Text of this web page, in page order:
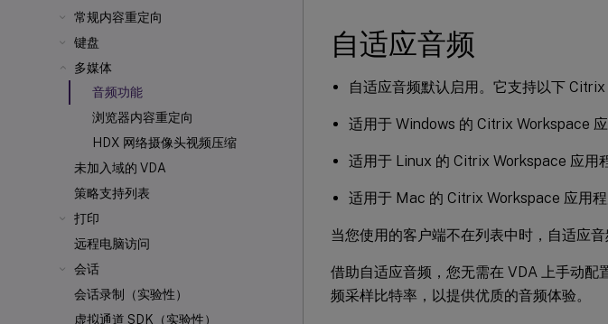
常规内容重定向
键盘
多媒体
音频功能
浏览器内容重定向
HDX 网络摄像头视频压缩
未加入域的 VDA
策略支持列表
打印
远程电脑访问
会话
会话录制（实验性）
虚拟通道 SDK（实验性）
自适应音频
自适应音频默认启用。它支持以下
适用于 Windows 的 Citrix Workspace
适用于 Linux 的 Citrix Workspace 应用
适用于 Mac 的 Citrix Workspace 应用程
当您使用的客户端不在列表中时，自适应音
借助自适应音频，您无需在 VDA 上手动配
频采样比特率，以提供优质的音频体验。